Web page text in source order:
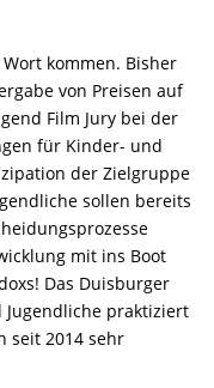
kommen. Bisher
von Preisen auf
Film Jury bei der
für Kinder- und
der Zielgruppe
sollen bereits
mit ins Boot
Das Duisburger
praktiziert
seit 2014 sehr